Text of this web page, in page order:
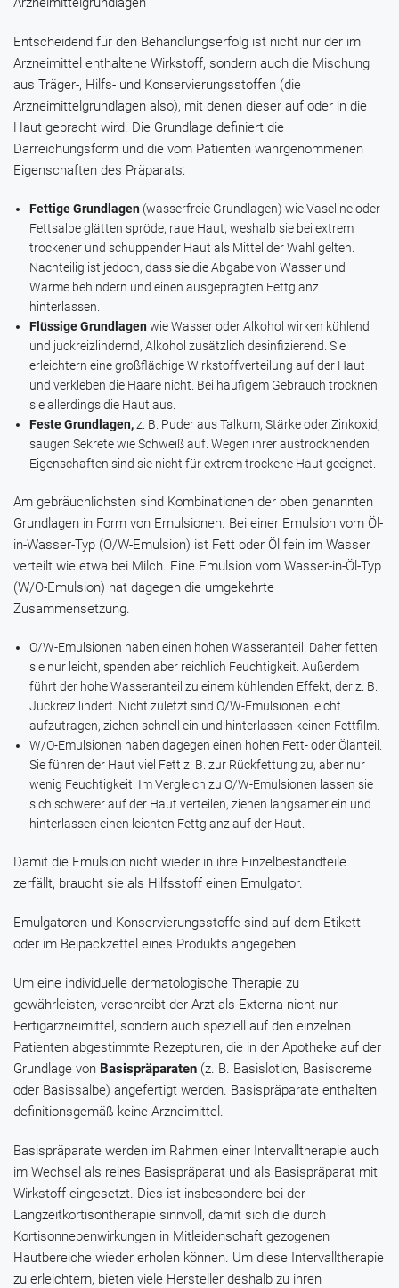
Entscheidend für den Behandlungserfolg ist nicht nur der im
Arzneimittel enthaltene Wirkstoff, sondern auch die Mischung
aus Träger-, Hilfs- und Konservierungsstoffen (die
Arzneimittelgrundlagen also), mit denen dieser auf oder in die
Haut gebracht wird. Die Grundlage definiert die
Darreichungsform und die vom Patienten wahrgenommenen
Eigenschaften des Präparats:
Fettige Grundlagen (wasserfreie Grundlagen) wie Vaseline oder
Fettsalbe glätten spröde, raue Haut, weshalb sie bei extrem
trockener und schuppender Haut als Mittel der Wahl gelten.
Nachteilig ist jedoch, dass sie die Abgabe von Wasser und
Wärme behindern und einen ausgeprägten Fettglanz
hinterlassen.
Flüssige Grundlagenwie Wasser oder Alkohol wirken kühlend
und juckreizlindernd, Alkohol zusätzlich desinfizierend. Sie
erleichtern eine großflächige Wirkstoffverteilung auf der Haut
und verkleben die Haare nicht. Bei häufigem Gebrauch trocknen
sie allerdings die Haut aus.
Feste Grundlagen,z. B. Puder ausTalkum, StärkeoderZinkoxid,
saugen Sekrete wie Schweiß auf. Wegen ihrer austrocknenden
Eigenschaften sind sie nicht für extrem trockene Haut geeignet.
Am gebräuchlichsten sind Kombinationen der oben genannten
Grundlagen in Form von Emulsionen. Bei einer Emulsion vom Öl-
in-Wasser-Typ (O/W-Emulsion) ist Fett oder Öl fein im Wasser
verteilt wie etwa bei Milch. Eine Emulsion vom Wasser-in-Öl-Typ
(W/O-Emulsion) hat dagegen die umgekehrte
Zusammensetzung.
O/W-Emulsionen haben einen hohen Wasseranteil. Daher fetten
sie nur leicht, spenden aber reichlich Feuchtigkeit. Außerdem
führt der hohe Wasseranteil zu einem kühlenden Effekt, der z. B.
Juckreiz lindert. Nicht zuletzt sind O/W-Emulsionen leicht
aufzutragen, ziehen schnell ein und hinterlassen keinen Fettfilm.
W/O-Emulsionen haben dagegen einen hohen Fett- oder Ölanteil.
Sie führen der Haut viel Fett z. B. zur Rückfettung zu, aber nur
wenig Feuchtigkeit. Im Vergleich zu O/W-Emulsionen lassen sie
sich schwerer auf der Haut verteilen, ziehen langsamer ein und
hinterlassen einen leichten Fettglanz auf der Haut.
Damit die Emulsion nicht wieder in ihre Einzelbestandteile
zerfällt, braucht sie als Hilfsstoff einen Emulgator.
Emulgatoren und Konservierungsstoffe sind auf dem Etikett
oder im Beipackzettel eines Produkts angegeben.
Um eine individuelle dermatologische Therapie zu
gewährleisten, verschreibt der Arzt als Externa nicht nur
Fertigarzneimittel, sondern auch speziell auf den einzelnen
Patienten abgestimmte Rezepturen, die in der Apotheke auf der
Grundlage von Basispräparaten (z. B. Basislotion, Basiscreme
oder Basissalbe) angefertigt werden. Basispräparate enthalten
definitionsgemäß keine Arzneimittel.
Basispräparate werden im Rahmen einer Intervalltherapie auch
im Wechsel als reines Basispräparat und als Basispräparat mit
Wirkstoff eingesetzt. Dies ist insbesondere bei der
Langzeitkortisontherapie sinnvoll, damit sich die durch
Kortisonnebenwirkungen in Mitleidenschaft gezogenen
Hautbereiche wieder erholen können. Um diese Intervalltherapie
zu erleichtern, bieten viele Hersteller deshalb zu ihren